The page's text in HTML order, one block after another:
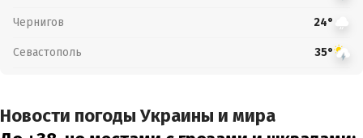
Чернигов 24°
Севастополь 35°
Новости погоды Украины и мира